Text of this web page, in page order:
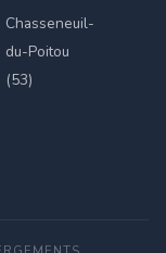
Chasseneuil-
du-Poitou
(53)